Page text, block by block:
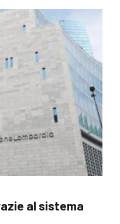
al sistema